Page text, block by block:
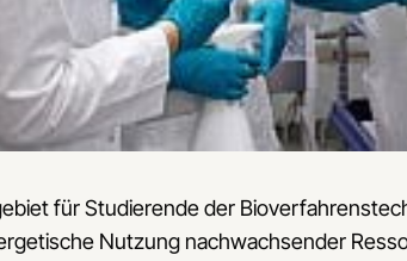
für Studierende der
Nutzung nachwachsender